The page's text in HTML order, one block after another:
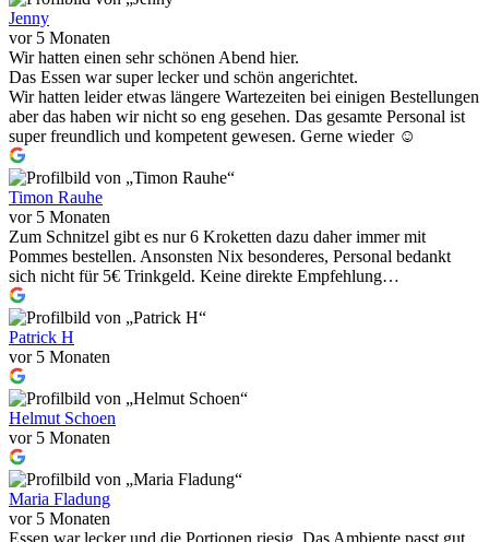
Jenny
vor 5 Monaten
Wir hatten einen sehr schönen Abend hier.
Das Essen war super lecker und schön angerichtet.
Wir hatten leider etwas längere Wartezeiten bei einigen Bestellungen
aber das haben wir nicht so eng gesehen. Das gesamte Personal ist
super freundlich und kompetent gewesen. Gerne wieder ☺️
Timon Rauhe
vor 5 Monaten
Zum Schnitzel gibt es nur 6 Kroketten dazu daher immer mit
Pommes bestellen. Ansonsten Nix besonderes, Personal bedankt
sich nicht für 5€ Trinkgeld. Keine direkte Empfehlung…
Patrick H
vor 5 Monaten
Helmut Schoen
vor 5 Monaten
Maria Fladung
vor 5 Monaten
Essen war lecker und die Portionen riesig. Das Ambiente passt gut